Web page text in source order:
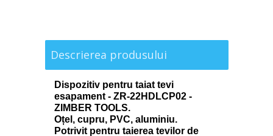
Descrierea produsului
Dispozitiv pentru taiat tevi
esapament - ZR-22HDLCP02 -
ZIMBER TOOLS.
Oțel, cupru, PVC, aluminiu.
Potrivit pentru taierea tevilor de